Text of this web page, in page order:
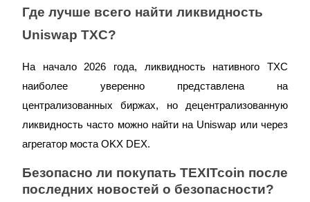
Партнеры Bitrue
Где лучше всего найти ликвидность
Uniswap TXC?
На начало 2026 года, ликвидность нативного TXC
наиболее уверенно представлена на
централизованных биржах, но децентрализованную
ликвидность часто можно найти на Uniswap или через
агрегатор моста OKX DEX.
Безопасно ли покупать TEXITcoin после
последних новостей о безопасности?